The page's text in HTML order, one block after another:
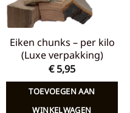
Eiken chunks – per kilo
(Luxe verpakking)
€5,95
TOEVOEGEN AAN
WINKELWAGEN